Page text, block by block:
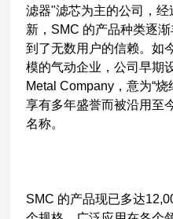
滤器"滤芯为主的公司，经
新，SMC 的产品种类逐
到了无数用户的信赖。如
模的气动企业，公司早期
Metal Company，意为“
享有多年盛誉而被沿用至
名称。
SMC 的产品现已多达